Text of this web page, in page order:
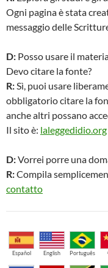
Ogni pagina è stata
messaggio delle
D: Posso usare il
Devo citare la fonte?
R:Sì, puoi usare
obbligatorio citare la
anche altri possano
Il sito è: laleggedidio.org
D:Vorrei porre una
R:Compila
contatto
Español English Português